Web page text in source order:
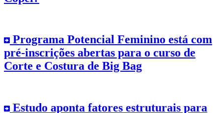
Programa Potencial Feminino está com
pré-inscrições abertas para o curso de
Corte e Costura de Big Bag
Estudo aponta fatores estruturais para